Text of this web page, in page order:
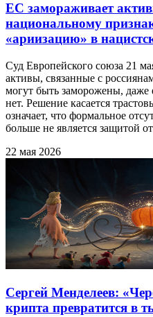
ЕС замораживает
национальному
«ариизацию» в
Суд Европейского союза 21
активы, связанные с
могут быть заморожены, даже
нет. Решение касается
означает, что формальное
больше не является защитой
22 мая 2026
Сергей Менделеев:
крипта превратится в